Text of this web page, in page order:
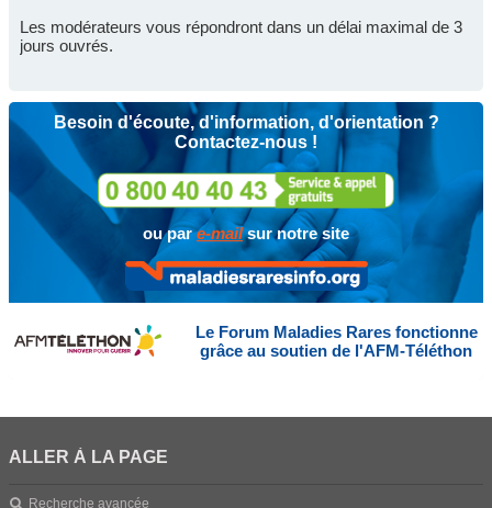
Les modérateurs vous répondront dans un délai maximal de 3
jours ouvrés.
Besoin d'écoute, d'information, d'orientation ?
Contactez-nous !
ou pare-mailsur notre site
Le Forum Maladies Rares fonctionne
grâce au soutien de l'AFM-Téléthon
ALLER À LA PAGE
Recherche avancée